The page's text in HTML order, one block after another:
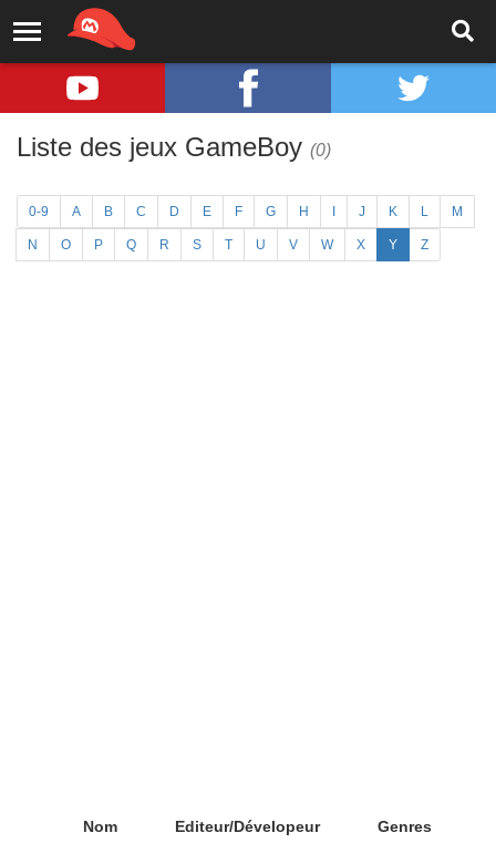
Liste des jeux GameBoy (0)
0-9 A B C D E F G H J K L M
N O P Q R S T U V W X Y Z
Nom Editeur/Dévelopeur Genres